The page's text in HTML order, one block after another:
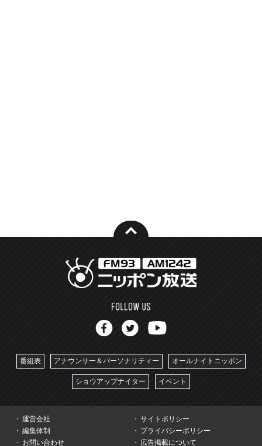
番組表 アナウンサー＆パーソナリティー オールナイトニッポン
ショウアップナイター イベント
運営会社
サイトポリシー
編集体制
プライバシーポリシー
お問い合わせ
広告掲載について